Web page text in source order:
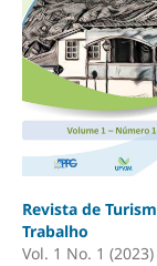
Revista de
Trabalho
Vol. 1 No. 1 (2023)